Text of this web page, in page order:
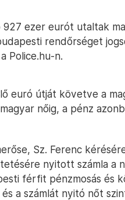
ezer eurót utaltak
rendőrséget
a Police.hu-n.
euró útját követve a
nőig, a pénz
Sz. Ferenc
nyitott számla a
férfit pénzmosás és
a számlát nyitó nőt